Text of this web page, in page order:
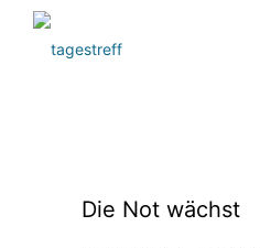
Die Not wächst